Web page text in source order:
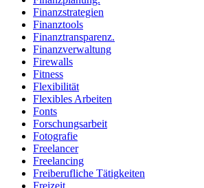
Finanzstrategien
Finanztools
Finanztransparenz.
Finanzverwaltung
Firewalls
Fitness
Flexibilität
Flexibles Arbeiten
Fonts
Forschungsarbeit
Fotografie
Freelancer
Freelancing
Freiberufliche Tätigkeiten